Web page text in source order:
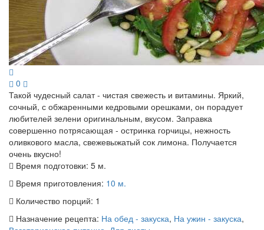
0
Такой чудесный салат - чистая свежесть и витамины. Яркий,
сочный, с обжаренными кедровыми орешками, он порадует
любителей зелени оригинальным, вкусом. Заправка
совершенно потрясающая - остринка горчицы, нежность
оливкового масла, свежевыжатый сок лимона. Получается
очень вкусно!
Время подготовки: 5 м.
Время приготовления: 10 м.
Количество порций: 1
Назначение рецепта: На обед - закуска, На ужин - закуска,